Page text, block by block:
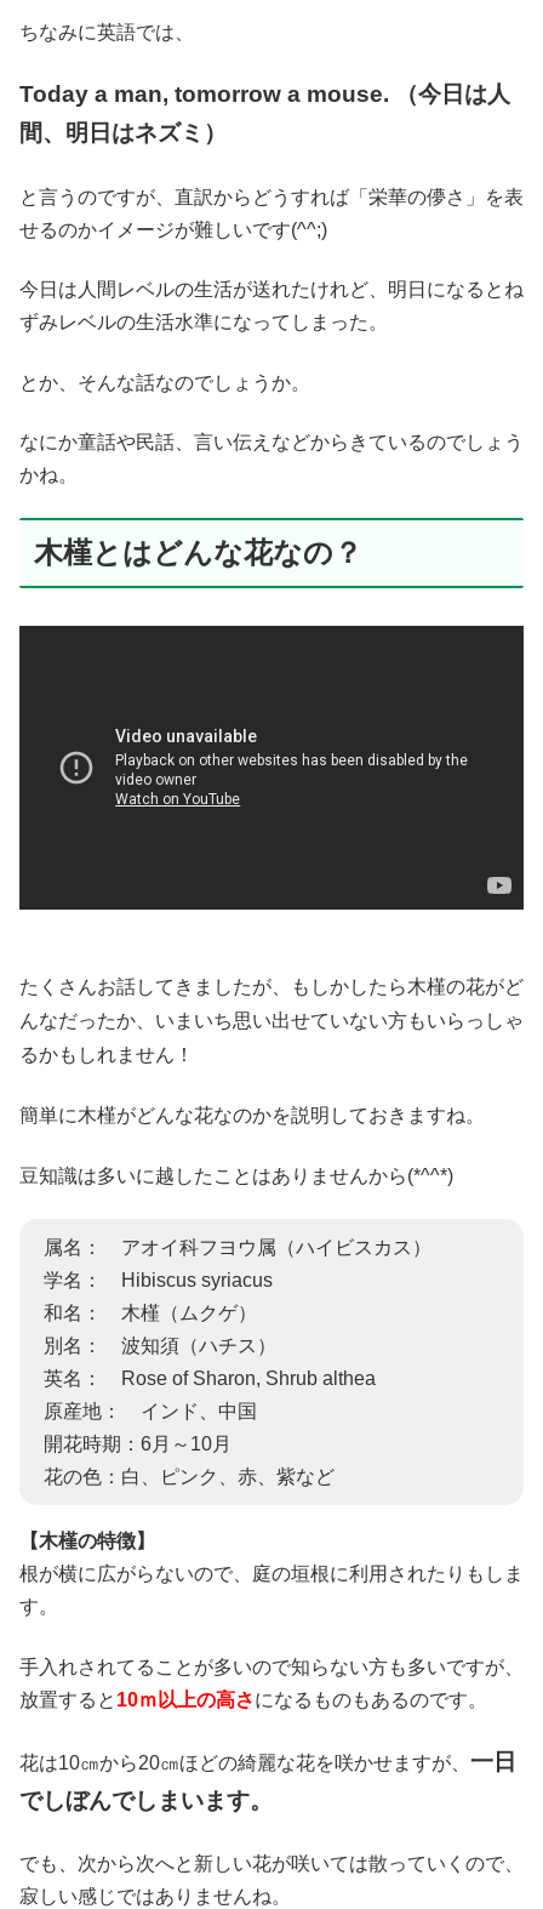
ちなみに英語では、
Today a man, tomorrow a mouse. （今日は人
間、明日はネズミ）
と言うのですが、直訳からどうすれば「栄華の儚さ」を表
せるのかイメージが難しいです(^^;)
今日は人間レベルの生活が送れたけれど、明日になるとね
ずみレベルの生活水準になってしまった。
とか、そんな話なのでしょうか。
なにか童話や民話、言い伝えなどからきているのでしょう
かね。
木槿とはどんな花なの？
たくさんお話してきましたが、もしかしたら木槿の花がど
んなだったか、いまいち思い出せていない方もいらっしゃ
るかもしれません！
簡単に木槿がどんな花なのかを説明しておきますね。
豆知識は多いに越したことはありませんから(*^^*)
属名： アオイ科フヨウ属（ハイビスカス）
学名： Hibiscus syriacus
和名： 木槿（ムクゲ）
別名： 波知須（ハチス）
英名： Rose of Sharon, Shrub althea
原産地： インド、中国
開花時期：6月～10月
花の色：白、ピンク、赤、紫など
【木槿の特徴】
根が横に広がらないので、庭の垣根に利用されたりもしま
す。
手入れされてることが多いので知らない方も多いですが、
放置すると 10ｍ以上の高さになるものもあるのです。
花は10㎝から20㎝ほどの綺麗な花を咲かせますが、 一日
でしぼんでしまいます。
でも、次から次へと新しい花が咲いては散っていくので、
寂しい感じではありませんね。